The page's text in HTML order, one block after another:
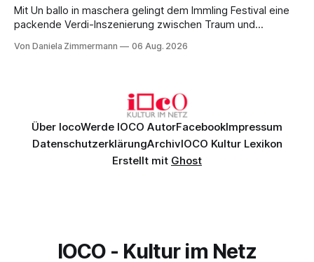
Mit Un ballo in maschera gelingt dem Immling Festival eine
packende Verdi-Inszenierung zwischen Traum und
psychologische Tiefe mit starken Bildern, getragen von
Von Daniela Zimmermann 06 Aug. 2026
Über IocoWerde IOCO AutorFacebookImpressum
DatenschutzerklärungArchivIOCO Kultur Lexikon
Erstellt mit Ghost
IOCO - Kultur im Netz